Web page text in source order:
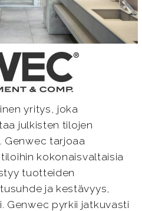
yritys, joka
julkisten tilojen
Genwec tarjoaa
kokonaisvaltaisia
tuotteiden
ja kestävyys,
Genwec pyrkii jatkuvasti